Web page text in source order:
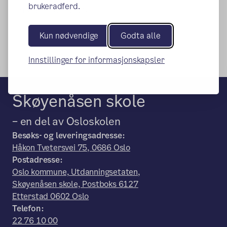
brukeradferd.
Kun nødvendige Godta alle
Innstillinger for informasjonskapsler
Publisert:07.03.2023
Skøyenåsen skole
– en del av Osloskolen
Besøks- og leveringsadresse:
Håkon Tvetersvei 75, 0686 Oslo
Postadresse:
Oslo kommune, Utdanningsetaten,
Skøyenåsen skole, Postboks 6127
Etterstad 0602 Oslo
Telefon:
22 76 10 00